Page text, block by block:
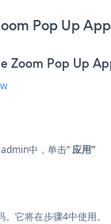
Pop Up
Zoom Pop Up
中，单击“应用”
它将在步骤4中使用。